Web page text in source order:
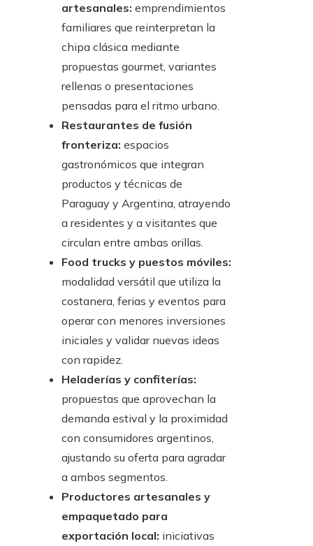
artesanales: emprendimientos
familiares que reinterpretan la
chipa clásica mediante
propuestas gourmet, variantes
rellenas o presentaciones
pensadas para el ritmo urbano.
Restaurantes de fusión
fronteriza: espacios
gastronómicos que integran
productos y técnicas de
Paraguay y Argentina, atrayendo
a residentes y a visitantes que
circulan entre ambas orillas.
Food trucks y puestos móviles:
modalidad versátil que utiliza la
costanera, ferias y eventos para
operar con menores inversiones
iniciales y validar nuevas ideas
con rapidez.
Heladerías y confiterías:
propuestas que aprovechan la
demanda estival y la proximidad
con consumidores argentinos,
ajustando su oferta para agradar
a ambos segmentos.
Productores artesanales y
empaquetado para
exportación local: iniciativas